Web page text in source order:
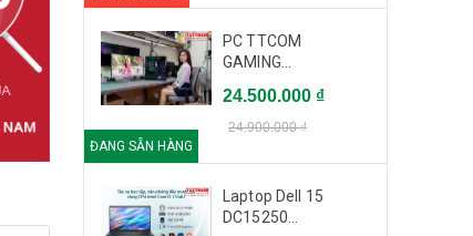
ĐANG SẴN HÀNG
PC TTCOM
GAMING...
24.500.000 ₫
24.900.000 ₫
Laptop Dell 15
DC15250...